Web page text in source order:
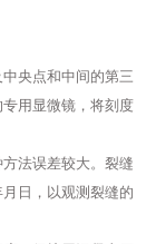
央点和中间的第三
用显微镜，将刻度
法误差较大。裂缝
日，以观测裂缝的